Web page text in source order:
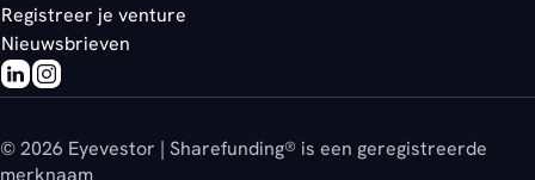
Registreer je venture
Nieuwsbrieven
© 2026 Eyevestor | Sharefunding® is een geregistreerde
merknaam